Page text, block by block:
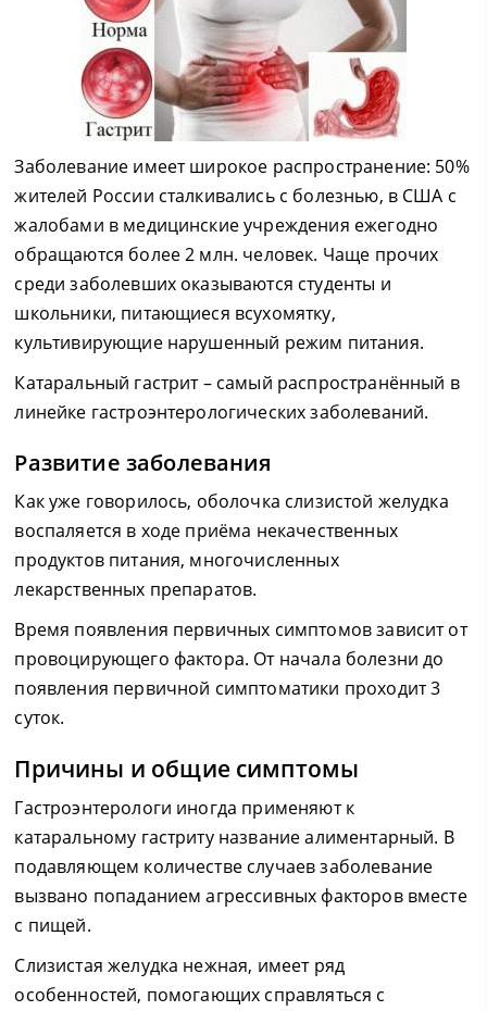
Заболевание имеет широкое распространение: 50%
жителей России сталкивались с болезнью, в США с
жалобами в медицинские учреждения ежегодно
обращаются более 2 млн. человек. Чаще прочих
среди заболевших оказываются студенты и
школьники, питающиеся всухомятку,
культивирующие нарушенный режим питания.
Катаральный гастрит – самый распространённый в
линейке гастроэнтерологических заболеваний.
Развитие заболевания
Как уже говорилось, оболочка слизистой желудка
воспаляется в ходе приёма некачественных
продуктов питания, многочисленных
лекарственных препаратов.
Время появления первичных симптомов зависит от
провоцирующего фактора. От начала болезни до
появления первичной симптоматики проходит 3
суток.
Причины и общие симптомы
Гастроэнтерологи иногда применяют к
катаральному гастриту название алиментарный. В
подавляющем количестве случаев заболевание
вызвано попаданием агрессивных факторов вместе
с пищей.
Слизистая желудка нежная, имеет ряд
особенностей, помогающих справляться с